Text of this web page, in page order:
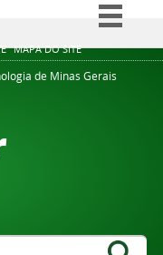
MAPA DO SITE
Simplifique!
Comunica BR
de Minas Gerais